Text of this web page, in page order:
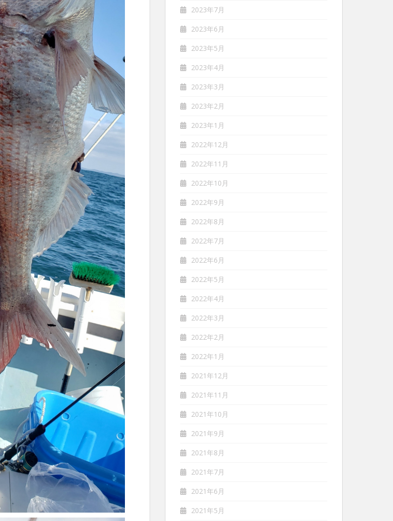
2023年7月
2023年6月
2023年5月
2023年4月
2023年3月
2023年2月
2023年1月
2022年12月
2022年11月
2022年10月
2022年9月
2022年8月
2022年7月
2022年6月
2022年5月
2022年4月
2022年3月
2022年2月
2022年1月
2021年12月
2021年11月
2021年10月
2021年9月
2021年8月
2021年7月
2021年6月
2021年5月